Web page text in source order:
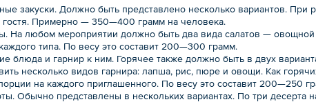
закуски. Должно быть представлено несколько вариантов. При
гостя. Примерно — 350—400 грамм на человека.
На любом мероприятии должно быть два вида салатов —
типа. По весу это составит 200—300 грамм.
блюда и гарнир к ним. Горячее также должно быть в двух
несколько видов гарнира: лапша, рис, пюре и овощи. Как
на каждого приглашенного. По весу это составит 200—250
Обычно представлены в нескольких вариантах. По три десерта